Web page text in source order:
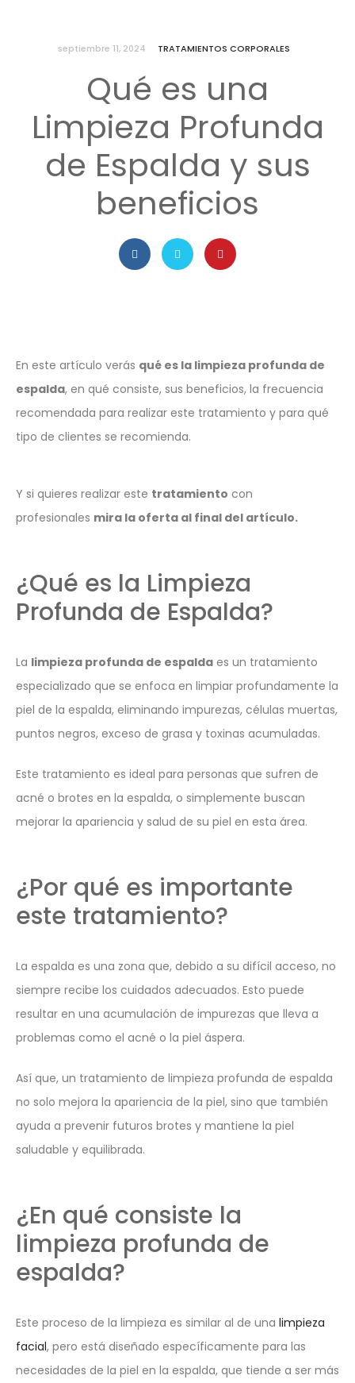
septiembre 11, 2024 TRATAMIENTOS CORPORALES
Qué es una
Limpieza Profunda
de Espalda y sus
beneficios
En este artículo verás qué es la limpieza profunda de
espalda, en qué consiste, sus beneficios, la frecuencia
recomendada para realizar este tratamiento y para qué
tipo de clientes se recomienda.
Y si quieres realizar este tratamiento con
profesionales mira la oferta al final del artículo.
¿Qué es la Limpieza
Profunda de Espalda?
La limpieza profunda de espalda es un tratamiento
especializado que se enfoca en limpiar profundamente la
piel de la espalda, eliminando impurezas, células muertas,
puntos negros, exceso de grasa y toxinas acumuladas.
Este tratamiento es ideal para personas que sufren de
acné o brotes en la espalda, o simplemente buscan
mejorar la apariencia y salud de su piel en esta área.
¿Por qué es importante
este tratamiento?
La espalda es una zona que, debido a su difícil acceso, no
siempre recibe los cuidados adecuados. Esto puede
resultar en una acumulación de impurezas que lleva a
problemas como el acné o la piel áspera.
Así que, un tratamiento de limpieza profunda de espalda
no solo mejora la apariencia de la piel, sino que también
ayuda a prevenir futuros brotes y mantiene la piel
saludable y equilibrada.
¿En qué consiste la
limpieza profunda de
espalda?
Este proceso de la limpieza es similar al de una limpieza
facial, pero está diseñado específicamente para las
necesidades de la piel en la espalda, que tiende a ser más